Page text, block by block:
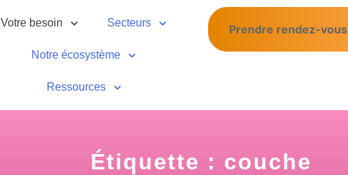
Votre besoin Secteurs
Notre écosystème
Ressources
Prendre rendez-vous
Étiquette : couche